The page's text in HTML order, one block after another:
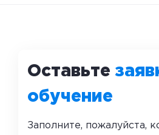
Оставьте
обучение
Заполните, пожалуйста,